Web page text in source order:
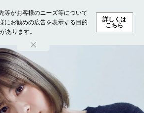
等がお客様のニーズ等について
にお勧めの広告を表示する目的
あります。
詳しくは
こちら
ランキング ファッション ビューテ